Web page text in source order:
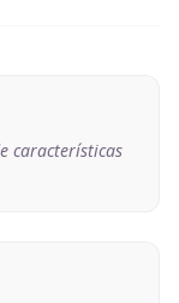
características